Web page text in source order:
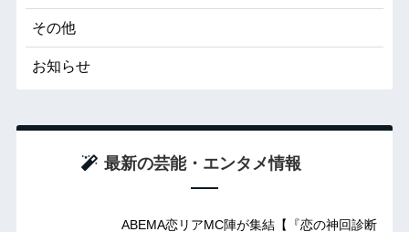
その他
お知らせ
最新の芸能・エンタメ情報
ABEMA恋リアMC陣が集結【『恋の神回診断